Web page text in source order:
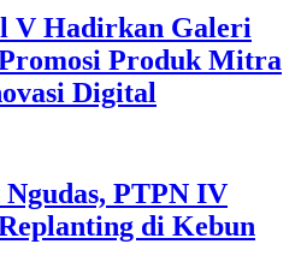
V Hadirkan Galeri
Produk Mitra
Digital
PTPN IV
di Kebun